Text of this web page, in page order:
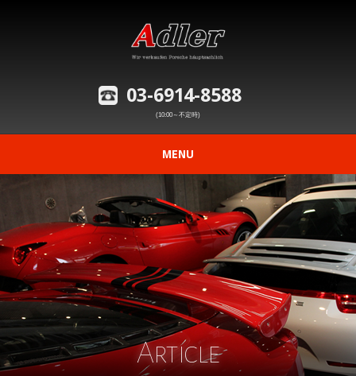
03-6914-8588
(10:00～不定時)
MENU
在庫車情報
修理事例の紹介
愛車の買取査定
購入から納車までの流れ Article